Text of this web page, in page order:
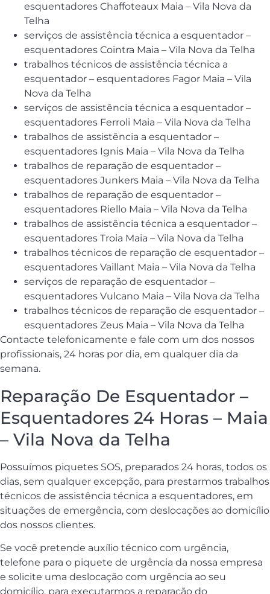
esquentadores Chaffoteaux Maia – Vila Nova da
Telha
serviços de assistência técnica a esquentador –
esquentadores Cointra Maia – Vila Nova da Telha
trabalhos técnicos de assistência técnica a
esquentador – esquentadores Fagor Maia – Vila
Nova da Telha
serviços de assistência técnica a esquentador –
esquentadores Ferroli Maia – Vila Nova da Telha
trabalhos de assistência a esquentador –
esquentadores Ignis Maia – Vila Nova da Telha
trabalhos de reparação de esquentador –
esquentadores Junkers Maia – Vila Nova da Telha
trabalhos de reparação de esquentador –
esquentadores Riello Maia – Vila Nova da Telha
trabalhos de assistência técnica a esquentador –
esquentadores Troia Maia – Vila Nova da Telha
trabalhos técnicos de reparação de esquentador –
esquentadores Vaillant Maia – Vila Nova da Telha
serviços de reparação de esquentador –
esquentadores Vulcano Maia – Vila Nova da Telha
trabalhos técnicos de reparação de esquentador –
esquentadores Zeus Maia – Vila Nova da Telha
Contacte telefonicamente e fale com um dos nossos
profissionais, 24 horas por dia, em qualquer dia da
semana.
Reparação De Esquentador –
Esquentadores 24 Horas – Maia
– Vila Nova da Telha
Possuímos piquetes SOS, preparados 24 horas, todos os
dias, sem qualquer excepção, para prestarmos trabalhos
técnicos de assistência técnica a esquentadores, em
situações de emergência, com deslocações ao domicílio
dos nossos clientes.
Se você pretende auxílio técnico com urgência,
telefone para o piquete de urgência da nossa empresa
e solicite uma deslocação com urgência ao seu
domicílio, para executarmos a reparação do